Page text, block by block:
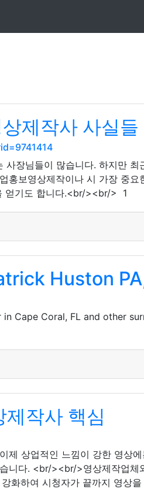
제작사 사실들
장님들이 많습니다. 하지만
보영상제작이나 시 가장 중
얻기도 합니다.<br/><br/> 1
Huston
Cape Coral, FL and other
작사 핵심
상업적인 느낌이 강한 영상
니다. <br/><br/>영상제작업
화하여 시청자가 끝까지 영상